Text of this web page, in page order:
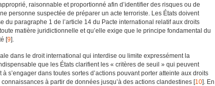
raisonnable et proportionné afin d’identifier des risques ou de
personne suspectée de préparer un acte terroriste. Les États doivent
du paragraphe 1 de l’article 14 du Pacte international relatif aux droits
matière juridictionnelle et qu’elle exige que le principe fondamental du
[9].
dans le droit international qui interdise ou limite expressément la
que les États clarifient les « critères de seuil » qui peuvent
s’engager dans toutes sortes d’actions pouvant porter atteinte aux droits
connaissances à partir de données jusqu’à des actions clandestines [10]. En